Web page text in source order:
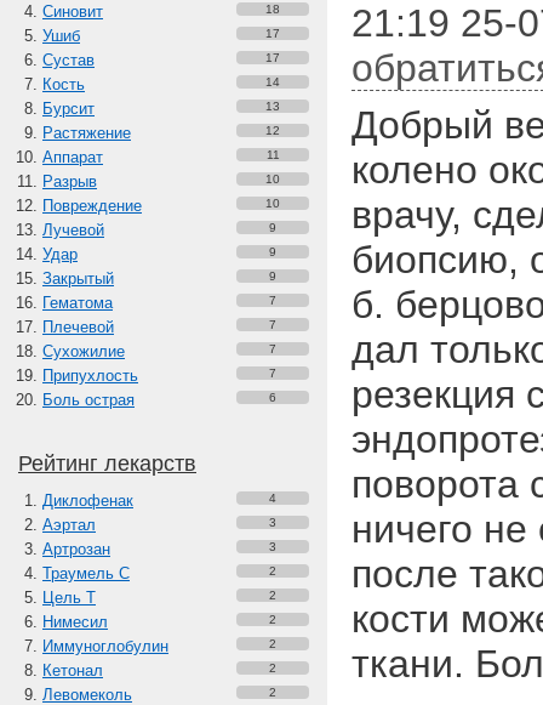
Синовит 18
Ушиб 17
Сустав 17
Кость 14
Бурсит 13
Растяжение 12
Аппарат 11
Разрыв 10
Повреждение 10
Лучевой 9
Удар 9
Закрытый 9
Гематома 7
Плечевой 7
Сухожилие 7
Припухлость 7
Боль острая 6
Рейтинг лекарств
Диклофенак 4
Аэртал 3
Артрозан 3
Траумель С 2
Цель Т 2
Нимесил 2
Иммуноглобулин 2
Кетонал 2
Левомеколь 2
21:19 25-
Добрый
колено
врачу,
биопсию,
б.
дал
резекция
поворота
ничего
после
кости
ткани.